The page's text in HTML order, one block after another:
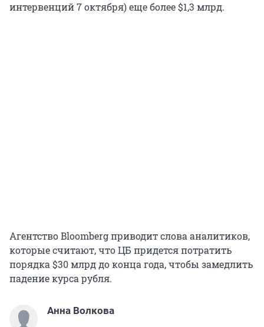
интервенций 7 октября) еще более $1,3 млрд.
Агентство Bloomberg приводит слова аналитиков,
которые считают, что ЦБ придется потратить
порядка $30 млрд до конца года, чтобы замедлить
падение курса рубля.
Анна Волкова